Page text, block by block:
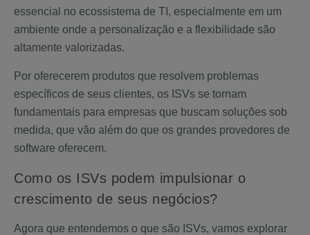
essencial no ecossistema de TI, especialmente em um
ambiente onde a personalização e a flexibilidade são
altamente valorizadas.
Por oferecerem produtos que resolvem problemas
específicos de seus clientes, os ISVs se tornam
fundamentais para empresas que buscam soluções sob
medida, que vão além do que os grandes provedores de
software oferecem.
Como os ISVs podem impulsionar o
crescimento de seus negócios?
Agora que entendemos o que são ISVs, vamos explorar